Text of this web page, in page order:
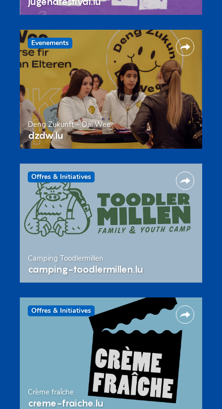
Evenements
Deng Zukunft – Däi Wee
dzdw.lu
Offres & Initiatives
Camping Toodlermillen
camping-toodlermillen.lu
Offres & Initiatives
Crème fraîche
creme-fraiche.lu